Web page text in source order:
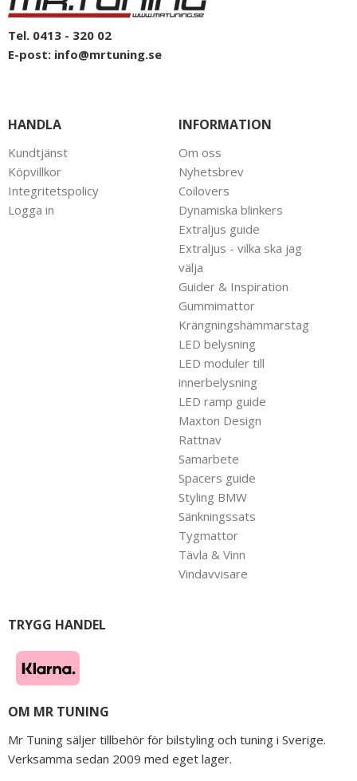
Tel. 0413 - 320 02
E-post: info@mrtuning.se
HANDLA
Kundtjänst
Köpvillkor
Integritetspolicy
Logga in
INFORMATION
Om oss
Nyhetsbrev
Coilovers
Dynamiska blinkers
Extraljus guide
Extraljus - vilka ska jag
välja
Guider & Inspiration
Gummimattor
Krängningshämmarstag
LED belysning
LED moduler till
innerbelysning
LED ramp guide
Maxton Design
Rattnav
Samarbete
Spacers guide
Styling BMW
Sänkningssats
Tygmattor
Tävla & Vinn
Vindavvisare
TRYGG HANDEL
OM MR TUNING
Mr Tuning säljer tillbehör för bilstyling och tuning i Sverige.
Verksamma sedan 2009 med eget lager.